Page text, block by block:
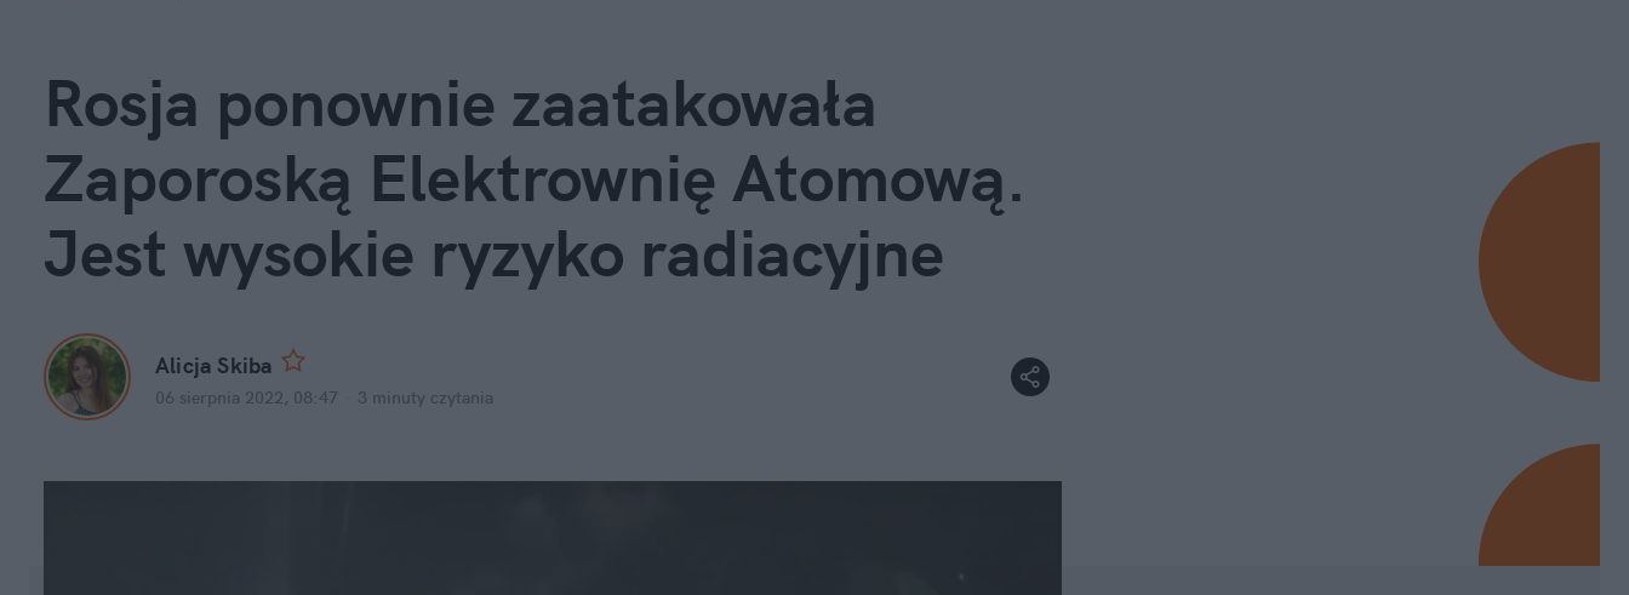
Rosja ponownie zaatakowała
Zaporoską Elektrownię Atomową.
Jest wysokie ryzyko radiacyjne
Alicja Skiba
06 sierpnia 2022, 08:47 3 minuty czytania